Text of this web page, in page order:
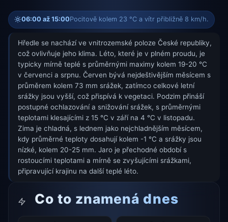
06:00 až 15:00Pocitově kolem 23 °C a vítr přibližně 8 km/h.
Hředle se nachází ve vnitrozemské poloze České republiky,
což ovlivňuje jeho klima. Léto, které je v plném proudu, je
typicky mírně teplé s průměrnými maximy kolem 19-20 °C
v červenci a srpnu. Červen bývá nejdeštivějším měsícem s
průměrem kolem 73 mm srážek, zatímco celkové letní
srážky jsou vyšší, což přispívá k vegetaci. Podzim přináší
postupné ochlazování a snižování srážek, s průměrnými
teplotami klesajícími z 15 °C v září na 4 °C v listopadu.
Zima je chladná, s lednem jako nejchladnějším měsícem,
kdy průměrné teploty dosahují kolem -1 °C a srážky jsou
nízké, kolem 20-25 mm. Jaro je přechodné období s
rostoucími teplotami a mírně se zvyšujícími srážkami,
připravující krajinu na další teplé léto.
Co to znamená dnes